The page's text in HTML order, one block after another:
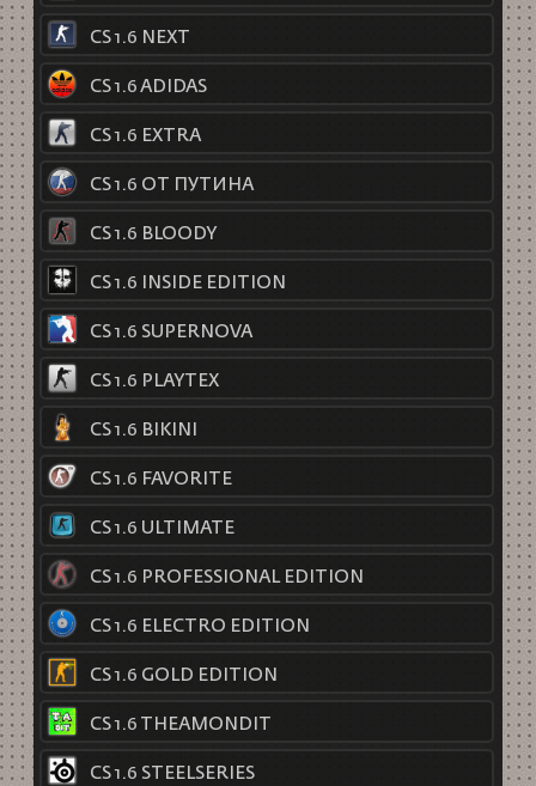
CS 1.6 NEXT
CS 1.6 ADIDAS
CS 1.6 EXTRA
CS 1.6 ОТ ПУТИНА
CS 1.6 BLOODY
CS 1.6 INSIDE EDITION
CS 1.6 SUPERNOVA
CS 1.6 PLAYTEX
CS 1.6 BIKINI
CS 1.6 FAVORITE
CS 1.6 ULTIMATE
CS 1.6 PROFESSIONAL EDITION
CS 1.6 ELECTRO EDITION
CS 1.6 GOLD EDITION
CS 1.6 THEAMONDIT
CS 1.6 STEELSERIES